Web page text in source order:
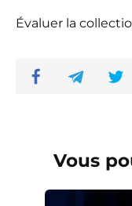
Évaluer la
Vous